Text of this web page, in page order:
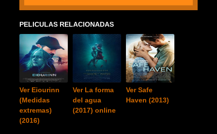
PELICULAS RELACIONADAS
Ver Eiourinn
(Medidas
extremas)
(2016)
Ver La forma
del agua
(2017) online
Ver Safe
Haven (2013)